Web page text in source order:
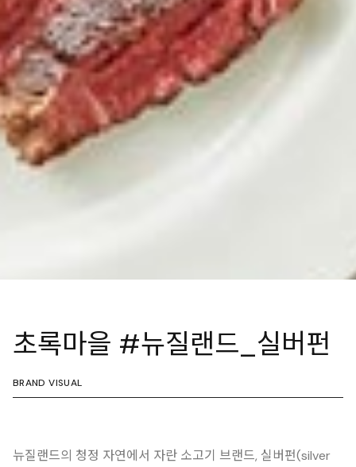
초록마을 #뉴질랜드_실버펀
BRAND VISUAL
뉴질랜드의 청정 자연에서 자란 소고기 브랜드, 실버펀(silver